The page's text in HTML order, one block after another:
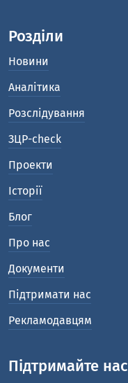
Розділи
Новини
Аналітика
Розслідування
ЗЦР-check
Проекти
Історії
Блог
Про нас
Документи
Підтримати нас
Рекламодавцям
Підтримайте нас